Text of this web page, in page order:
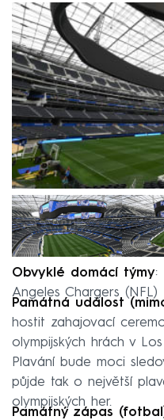
Obvyklé domácí týmy:
Angeles Chargers (NFL)
Památná událost
hostit zahajovací
olympijských hrách v
Plavání bude moci
půjde tak o největší
olympijských her.
Památný zápas